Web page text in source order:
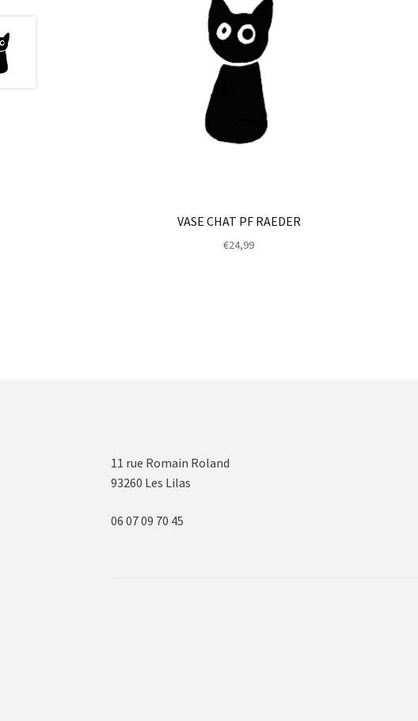
VASE CHAT PF RAEDER
€24,99
11 rue Romain Roland
93260 Les Lilas
06 07 09 70 45